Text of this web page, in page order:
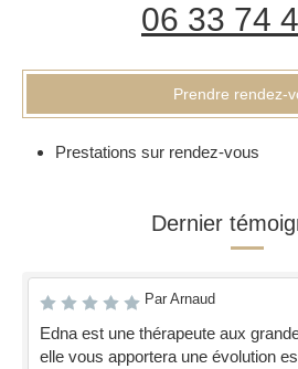
06 33 74
Prendre rendez-
Prestations sur rendez-vous
Dernier
Par Arnaud
Edna est une thérapeute aux
elle vous apportera une évolution